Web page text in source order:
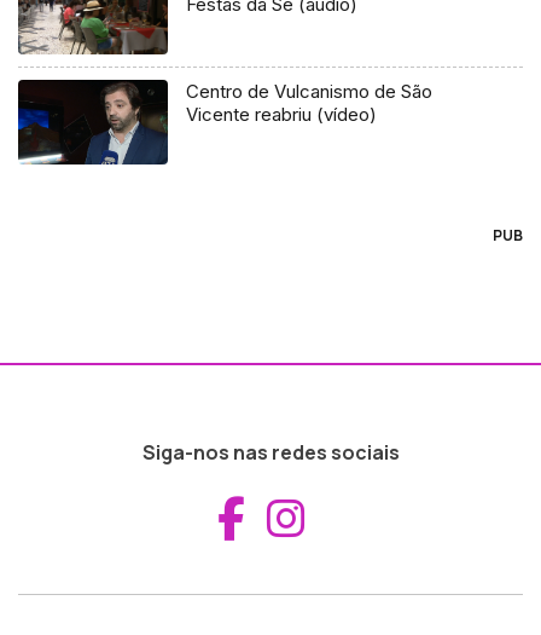
Centro de Vulcanismo de São
Vicente reabriu (vídeo)
PUB
Siga-nos nas redes sociais
Aceder ao